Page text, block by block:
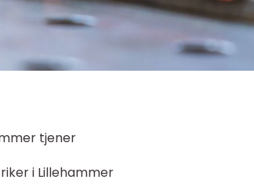
tjener
i Lillehammer